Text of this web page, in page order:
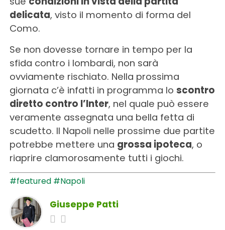
delicata, visto il momento di forma del
Como.
Se non dovesse tornare in tempo per la
sfida contro i lombardi, non sarà
ovviamente rischiato. Nella prossima
giornata c’è infatti in programma lo scontro
diretto contro l’Inter, nel quale può essere
veramente assegnata una bella fetta di
scudetto. Il Napoli nelle prossime due partite
potrebbe mettere una grossa ipoteca, o
riaprire clamorosamente tutti i giochi.
#featured #Napoli
Giuseppe Patti